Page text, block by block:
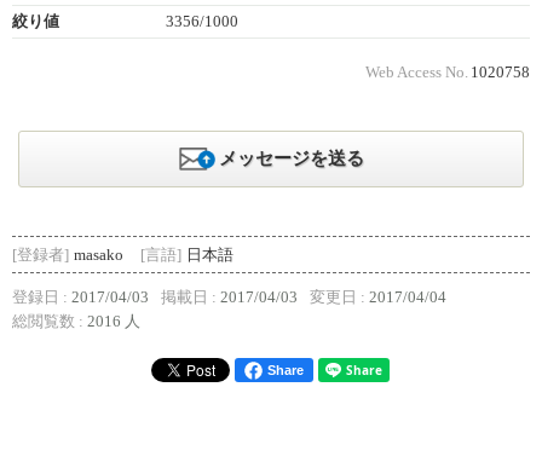
絞り値
3356/1000
Web Access No. 1020758
メッセージを送る
[登録者] masako [言語] 日本語
登録日 : 2017/04/03 掲載日 : 2017/04/03 変更日 : 2017/04/04
総閲覧数 : 2016 人
Share